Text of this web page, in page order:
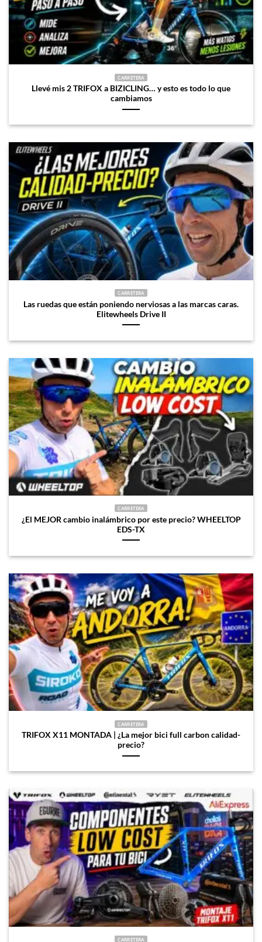
CARRETERA
Llevé mis 2 TRIFOX a BIZICLING… y esto es todo lo que
cambiamos
CARRETERA
Las ruedas que están poniendo nerviosas a las marcas caras.
Elitewheels Drive II
CARRETERA
¿El MEJOR cambio inalámbrico por este precio? WHEELTOP
EDS-TX
CARRETERA
TRIFOX X11 MONTADA | ¿La mejor bici full carbon calidad-
precio?
CARRETERA